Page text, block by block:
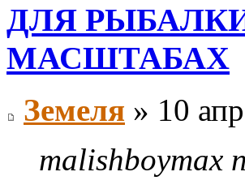
ДЛЯ
МАСШТАБАХ
Земеля » 10
malishboymax